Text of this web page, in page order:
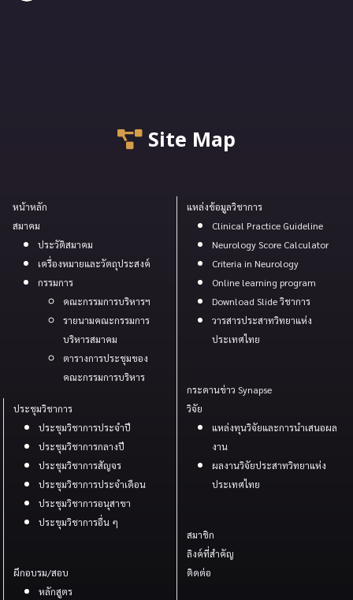
Site Map
หน้าหลัก
สมาคม
ประวัติสมาคม
เครื่องหมายและวัตถุประสงค์
กรรมการ
คณะกรรมการบริหารฯ
รายนามคณะกรรมการ
บริหารสมาคม
ตารางการประชุมของ
คณะกรรมการบริหาร
แหล่งข้อมูลวิชาการ
Clinical Practice Guideline
Neurology Score Calculator
Criteria in Neurology
Online learning program
Download Slide วิชาการ
วารสารประสาทวิทยาแห่ง
ประเทศไทย
กระดานข่าว Synapse
ประชุมวิชาการ
ประชุมวิชาการประจำปี
ประชุมวิชาการกลางปี
ประชุมวิชาการสัญจร
ประชุมวิชาการประจำเดือน
ประชุมวิชาการอนุสาขา
ประขุมวิชาการอื่น ๆ
ผึกอบรม/สอบ
หลักสูตร
วิจัย
แหล่งทุนวิจัยและการนำเสนอผล
งาน
ผลงานวิจัยประสาทวิทยาแห่ง
ประเทศไทย
สมาชิก
ลิงค์ที่สำคัญ
ติดต่อ